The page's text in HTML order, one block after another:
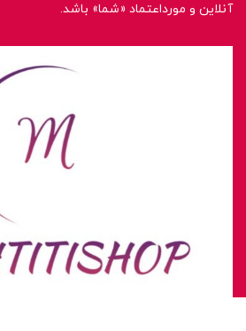
آنلاین و مورداعتماد «شما» باشد.